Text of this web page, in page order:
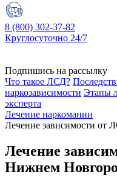
8 (800) 302-37-82
Круглосуточно 24/7
Подпишись на рассылку
Что такое ЛСД?
наркозависимости Этапы
эксперта
Лечение наркомании
Лечение зависимости от
Лечение
Нижнем